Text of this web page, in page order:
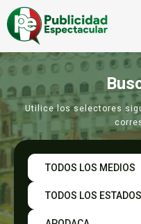
Utilice los selectores